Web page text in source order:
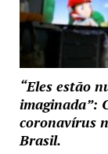
“Eles estão
imaginada”:
coronavírus
Brasil.